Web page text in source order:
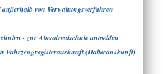
von Verwaltungsverfahren
- zur Abendrealschule anmelden
Fahrzeugregisterauskunft (Halterauskunft)